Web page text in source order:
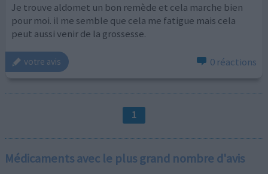
Je trouve aldomet un bon remède et cela marche bien
pour moi. il me semble que cela me fatigue mais cela
peut aussi venir de la grossesse.
votre avis 0 réactions
1
Médicaments avec le plus grand nombre d'avis